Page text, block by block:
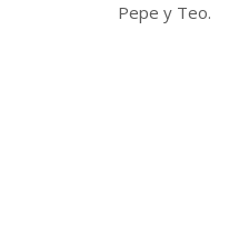
Pepe y Teo.